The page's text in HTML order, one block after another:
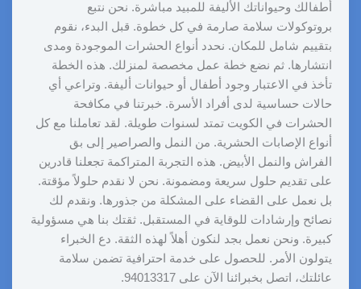
أطفالك وحيواناتك الأليفة للمبيد مباشرة. نحن نتبع
بروتوكولات سلامة صارمة في كل خطوة. قبل البدء، نقوم
بتقييم شامل للمكان. نحدد أنواع الحشرات الموجودة ومدى
انتشارها. ثم نضع خطة عمل مخصصة لمنزلك. هذه الخطة
تأخذ في الاعتبار وجود أطفال أو حيوانات أليفة. وتراعي أي
حالات حساسية لدى أفراد الأسرة. خبرتنا في مكافحة
الحشرات في الكويت تمتد لسنوات طويلة. لقد تعاملنا مع كل
أنواع الإصابات الحشرية. من النمل والصراصير إلى بق
الفراش والنمل الأبيض. هذه التجربة المتراكمة تجعلنا قادرين
على تقديم حلول سريعة ومضمونة. نحن لا نقدم حلولاً مؤقتة.
بل نعمل على القضاء على المشكلة من جذورها. ونقدم لك
نصائح وإرشادات للوقاية في المستقبل. ثقتك بنا هي مسؤولية
كبيرة. ونحن نعمل بجد لنكون أهلاً لهذه الثقة. دع الخبراء
يتولون الأمر. للحصول على خدمة احترافية تضمن سلامة
عائلتك، اتصل بخبرائنا الآن على 94013317.